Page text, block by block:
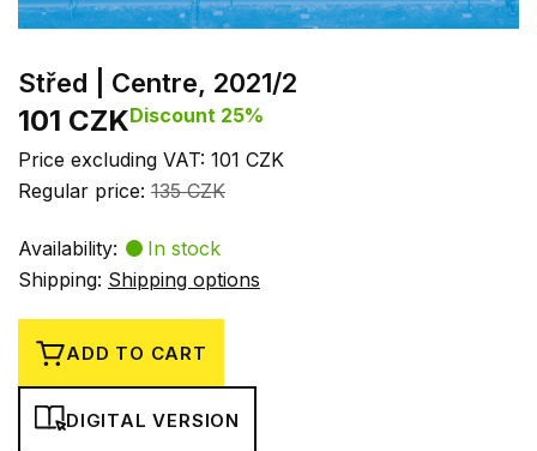
Střed | Centre, 2021/2
101 CZKDiscount 25%
Price excluding VAT: 101 CZK
Regular price: 135 CZK
Availability:
In stock
Shipping: Shipping options
ADD TO CART
DIGITAL VERSION